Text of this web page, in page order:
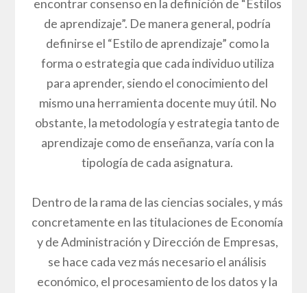
encontrar consenso en la definición de “Estilos
de aprendizaje”. De manera general, podría
definirse el “Estilo de aprendizaje” como la
forma o estrategia que cada individuo utiliza
para aprender, siendo el conocimiento del
mismo una herramienta docente muy útil. No
obstante, la metodología y estrategia tanto de
aprendizaje como de enseñanza, varía con la
tipología de cada asignatura.
Dentro de la rama de las ciencias sociales, y más
concretamente en las titulaciones de Economía
y de Administración y Dirección de Empresas,
se hace cada vez más necesario el análisis
económico, el procesamiento de los datos y la